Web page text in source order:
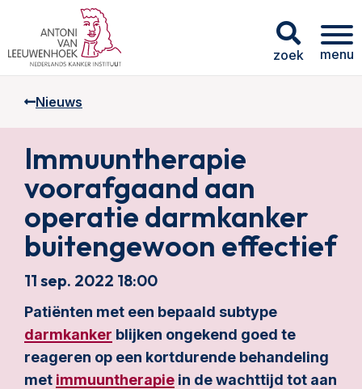
zoek menu
Nieuws
Immuuntherapie
voorafgaand aan
operatie darmkanker
buitengewoon effectief
11 sep. 2022 18:00
Patiënten met een bepaald subtype
darmkanker blijken ongekend goed te
reageren op een kortdurende behandeling
met immuuntherapie in de wachttijd tot aan